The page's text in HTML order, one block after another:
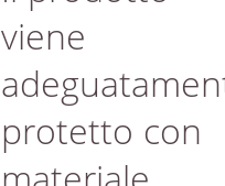
viene
protetto con